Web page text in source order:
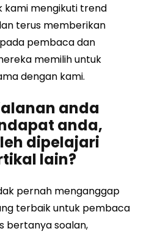
mengikuti trend
terus memberikan
pembaca dan
memilih untuk
dengan kami.
anda
anda,
dipelajari
lain?
pernah menganggap
terbaik untuk pembaca
bertanya soalan,